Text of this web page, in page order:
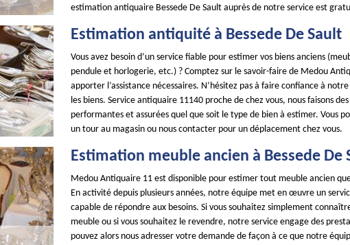
estimation antiquaire Bessede De Sault auprès de notre service est
Estimation antiquité à Bessede De Sault
Vous avez besoin d’un service fiable pour estimer vos biens anciens
pendule et horlogerie, etc.) ? Comptez sur le savoir-faire de Medou
apporter l’assistance nécessaires. N’hésitez pas à faire confiance à
les biens. Service antiquaire 11140 proche de chez vous, nous faisons
performantes et assurées quel que soit le type de bien à estimer. Vous
un tour au magasin ou nous contacter pour un déplacement chez vous.
Estimation meuble ancien à Bessede De
Medou Antiquaire 11 est disponible pour estimer tout meuble ancien
En activité depuis plusieurs années, notre équipe met en œuvre un
capable de répondre aux besoins. Si vous souhaitez simplement
meuble ou si vous souhaitez le revendre, notre service engage des
pouvez alors nous adresser votre demande de façon à ce que notre